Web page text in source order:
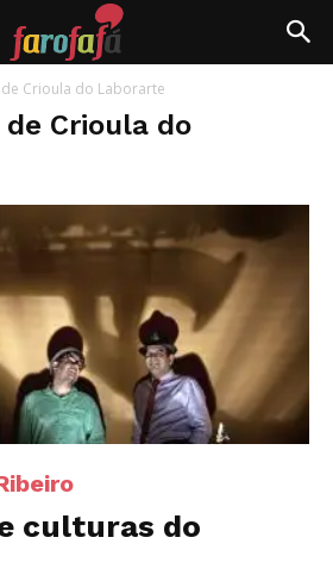
Crioula do Laborarte
Crioula do
culturas do